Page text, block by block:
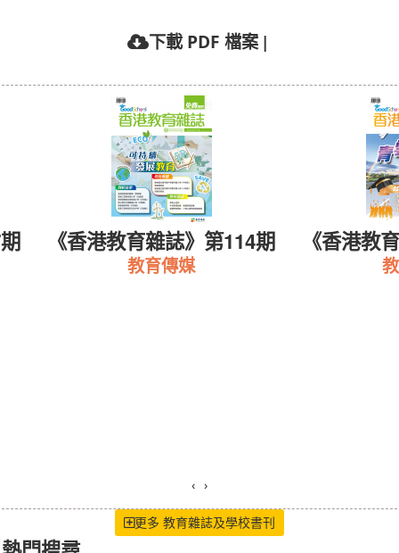
下載 PDF 檔案 |
《香港教育雜誌》第114期
教育傳媒
《香港教
‹ ›
更多 教育雜誌及學校書刊